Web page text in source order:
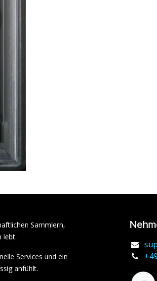
Sammlern,
lebt.
Services und ein
anfühlt.